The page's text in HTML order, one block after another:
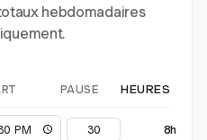
hebdomadaires
PAUSE HEURES
8h